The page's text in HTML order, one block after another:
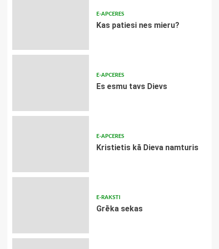
E-APCERES
​Kas patiesi nes mieru?
E-APCERES
Es esmu tavs Dievs
E-APCERES
Kristietis kā Dieva namturis
E-RAKSTI
Grēka sekas